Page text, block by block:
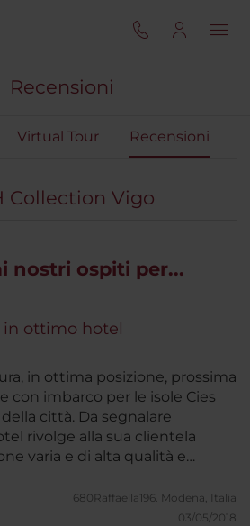
Recensioni
Virtual Tour Recensioni
Collection Vigo
nostri ospiti per...
in ottimo hotel
in ottima posizione, prossima
imbarco per le isole Cies
città. Da segnalare
rivolge alla sua clientela
varia e di alta qualità e
confort. Da non dimenticare
la cortesia e la professionalità di tutto il personale .
680Raffaella196. Modena, Italia
03/05/2018